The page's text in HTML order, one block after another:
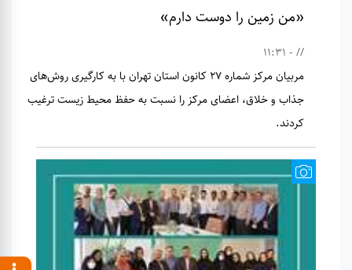
«من زمین را دوست دارم»
// - 11:31
مربیان مرکز شماره 27 کانون استان تهران با به کارگیری روش‌های
جذاب و خلاق، اعضای مرکز را نسبت به حفظ محیط زیست ترغیب
کردند.